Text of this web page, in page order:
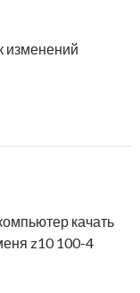
изменений
качать
z10 100-4